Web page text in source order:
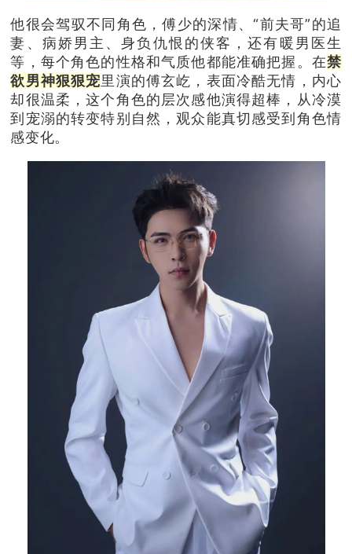
他很会驾驭不同角色，傅少的深情、“前夫哥”的追
妻、病娇男主、身负仇恨的侠客，还有暖男医生
等，每个角色的性格和气质他都能准确把握。 在禁
欲男神狠狠宠里演的傅玄屹，表面冷酷无情，内心
却很温柔，这个角色的层次感他演得超棒，从冷漠
到宠溺的转变特别自然，观众能真切感受到角色情
感变化。